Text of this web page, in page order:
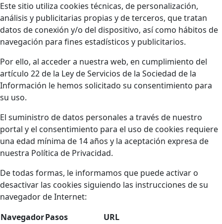
Este sitio utiliza cookies técnicas, de personalización,
análisis y publicitarias propias y de terceros, que tratan
datos de conexión y/o del dispositivo, así como hábitos de
navegación para fines estadísticos y publicitarios.
Por ello, al acceder a nuestra web, en cumplimiento del
artículo 22 de la Ley de Servicios de la Sociedad de la
Información le hemos solicitado su consentimiento para
su uso.
El suministro de datos personales a través de nuestro
portal y el consentimiento para el uso de cookies requiere
una edad mínima de 14 años y la aceptación expresa de
nuestra Política de Privacidad.
De todas formas, le informamos que puede activar o
desactivar las cookies siguiendo las instrucciones de su
navegador de Internet:
NavegadorPasos URL